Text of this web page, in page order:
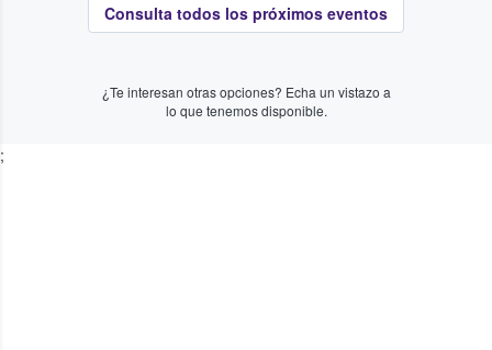
Consulta todos los próximos eventos
¿Te interesan otras opciones? Echa un vistazo a
lo que tenemos disponible.
;